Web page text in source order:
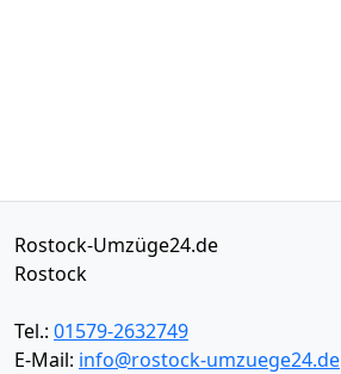
Rostock-Umzüge24.de
Rostock
Tel.: 01579-2632749
E-Mail: info@rostock-umzuege24.de